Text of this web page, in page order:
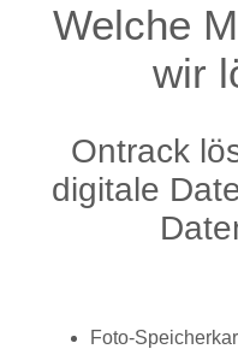
Welche
wir
Ontrack
digitale
Foto-